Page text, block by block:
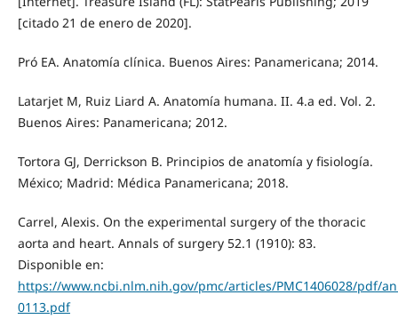
[citado 21 de enero de 2020].
Pró EA. Anatomía clínica. Buenos Aires: Panamericana; 2014.
Latarjet M, Ruiz Liard A. Anatomía humana. II. 4.a ed. Vol. 2.
Buenos Aires: Panamericana; 2012.
Tortora GJ, Derrickson B. Principios de anatomía y fisiología.
México; Madrid: Médica Panamericana; 2018.
Carrel, Alexis. On the experimental surgery of the thoracic
aorta and heart. Annals of surgery 52.1 (1910): 83.
Disponible en:
https://www.ncbi.nlm.nih.gov/pmc/articles/PMC1406028/pdf/
0113.pdf